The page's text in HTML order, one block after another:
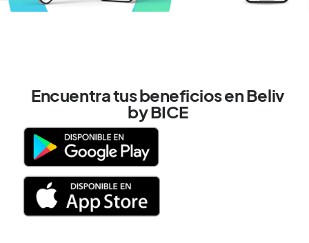
Encuentra tus beneficios en Beliv
by BICE